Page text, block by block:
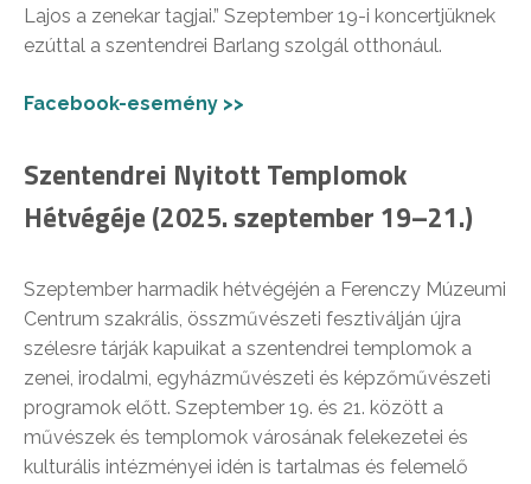
Lajos a zenekar tagjai.” Szeptember 19-i koncertjüknek
ezúttal a szentendrei Barlang szolgál otthonául.
Facebook-esemény >>
Szentendrei Nyitott Templomok
Hétvégéje (2025. szeptember 19–21.)
Szeptember harmadik hétvégéjén a Ferenczy Múzeumi
Centrum szakrális, összművészeti fesztiválján újra
szélesre tárják kapuikat a szentendrei templomok a
zenei, irodalmi, egyházművészeti és képzőművészeti
programok előtt. Szeptember 19. és 21. között a
művészek és templomok városának felekezetei és
kulturális intézményei idén is tartalmas és felemelő